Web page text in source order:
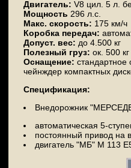
Двигатель: V8 цил. 5 л.
Мощность 296 л.с.
Макс. скорость: 175 км/ч
Коробка передач:
Допуст. вес: до 4.500 кг
Полезный груз: ок. 500 кг
Оснащение:
чейнждер компактных
Спецификация:
Внедорожник
автоматическая 5-
постоянный привод на
двигатель "МБ" M 113